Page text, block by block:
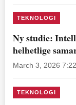
TEKNOLOGI
Ny studie:
helhetlige
March 3, 2026
TEKNOLOGI